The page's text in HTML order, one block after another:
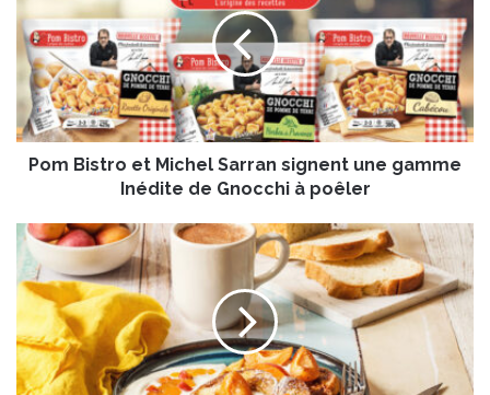
B
o
c
h
l
S
a
Pom Bistro et Michel Sarran signent une gamme
Inédite de Gnocchi à poêler
B
i
c
h
e